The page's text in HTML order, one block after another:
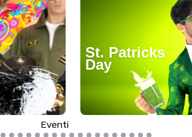
St. Patricks
Day
Eventi